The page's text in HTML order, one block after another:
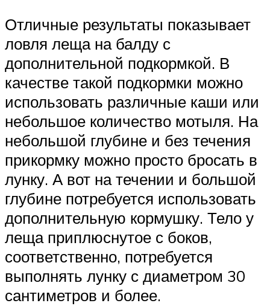
Отличные результаты показывает
ловля леща на балду с
дополнительной подкормкой. В
качестве такой подкормки можно
использовать различные каши или
небольшое количество мотыля. На
небольшой глубине и без течения
прикормку можно просто бросать в
лунку. А вот на течении и большой
глубине потребуется использовать
дополнительную кормушку. Тело у
леща приплюснутое с боков,
соответственно, потребуется
выполнять лунку с диаметром 30
сантиметров и более.